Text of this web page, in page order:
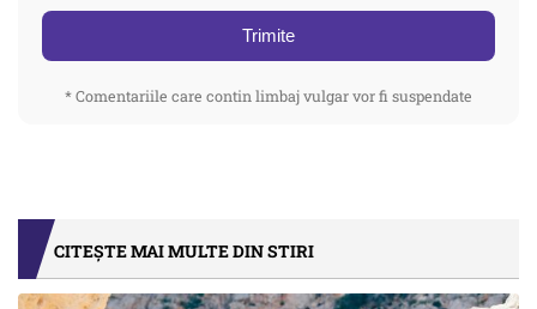
Trimite
* Comentariile care contin limbaj vulgar vor fi suspendate
CITEȘTE MAI MULTE DIN STIRI